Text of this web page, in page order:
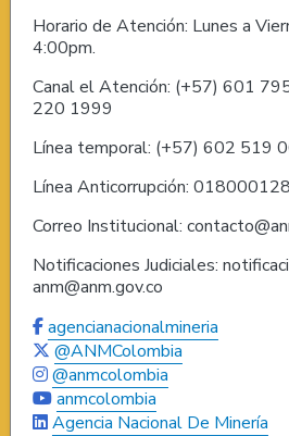
Horario de Atención: Lunes a
4:00pm.
Canal el Atención: (+57) 601
220 1999
Línea temporal: (+57) 602 519
Línea Anticorrupción:
Correo Institucional:
Notificaciones Judiciales:
anm@anm.gov.co
agencianacionalmineria
@ANMColombia
@anmcolombia
anmcolombia
Agencia Nacional De Minería